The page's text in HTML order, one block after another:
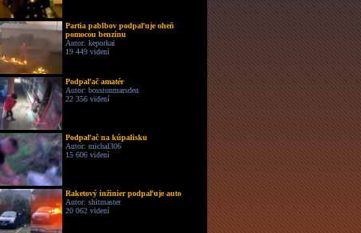
Partia pablbov podpaľuje oheň
pomocou benzínu
Autor: keporkai
19 449 videní
Podpaľač amatér
Autor: bosstonmarsden
22 356 videní
Podpaľač na kúpalisku
Autor: michal306
15 606 videní
Raketový inžinier podpaľuje auto
Autor: shitmaster
20 062 videní